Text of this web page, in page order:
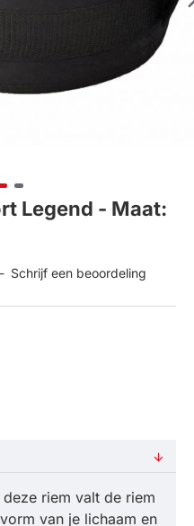
Legend - Maat:
- Schrijf een beoordeling
riem valt de riem
van je lichaam en